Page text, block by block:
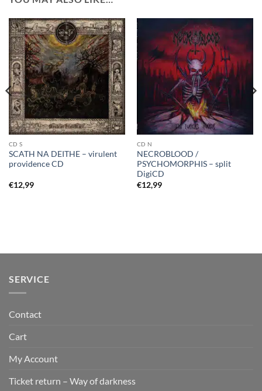
CD S
SCATH NA DEITHE – virulent
providence CD
€12,99
CD N
NECROBLOOD /
PSYCHOMORPHIS – split
DigiCD
€12,99
SERVICE
Contact
Cart
My Account
Ticket return – Way of darkness